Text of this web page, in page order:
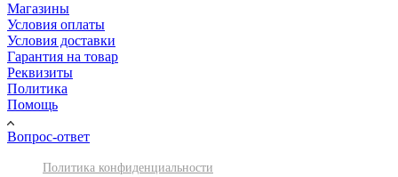
Магазины
Условия оплаты
Условия доставки
Гарантия на товар
Реквизиты
Политика
Помощь
Вопрос-ответ
Политика конфиденциальности